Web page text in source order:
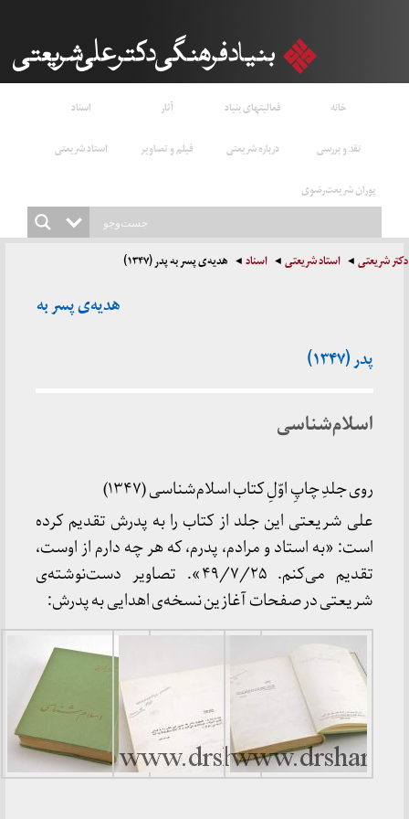
خانه فعالیتهای بنیاد آثار
اسناد
نقد و بررسی
درباره شریعتی فیلم و تصاویر
استاد شریعتی
پوران شریعت‌رضوی
دکتر شریعتی استاد شریعتی اسناد هدیه‌ی پسر به پدر (۱۳۴۷)
هدیه‌ی پسر به
پدر (۱۳۴۷)
اسلام‌شناسی
روی جلدِ چاپِ اوّلِ کتاب اسلام‌شناسی (۱۳۴۷)
علی شریعتی این جلد از کتاب را به پدرش تقدیم کرده
است: «به استاد و مرادم، پدرم، که هر چه دارم از اوست،
تقدیم می‌کنم. ۴۹/۷/۲۵». تصاویر دست‌نوشته‌ی
شریعتی در صفحات آغازین نسخه‌ی اهدایی به پدرش: